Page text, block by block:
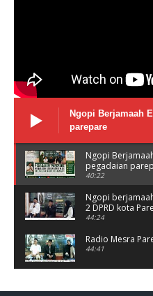
Ngopi Berjamaah
parepare
Ngopi
pegadaian
40:22
Ngopi
2 DPRD kota
44:24
Radio Mesra
44:41
44:25